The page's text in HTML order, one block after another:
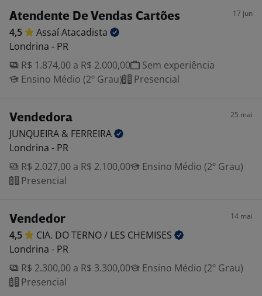
Atendente De Vendas Cartões 17 jun
4,5 AssaíAtacadista
Londrina - PR
R$ 1.874,00 a R$ 2.000,00
Sem experiência
Ensino Médio (2º Grau)
Presencial
Vendedora 25 mai
JUNQUEIRA & FERREIRA
Londrina - PR
R$ 2.027,00 a R$ 2.100,00
Ensino Médio (2º Grau)
Presencial
Vendedor 14 mai
4,5 CIA. DO TERNO / LES CHEMISES
Londrina - PR
R$ 2.300,00 a R$ 3.300,00
Ensino Médio (2º Grau)
Presencial